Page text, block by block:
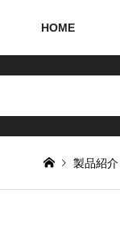
HOME
製品紹介